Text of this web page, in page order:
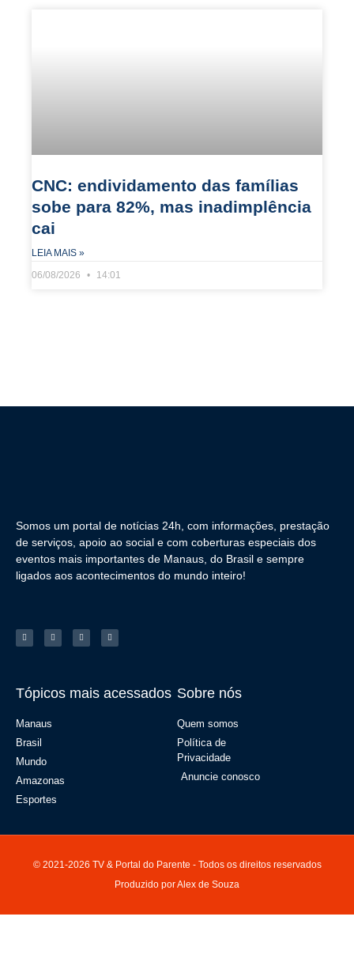
CNC: endividamento das famílias
sobe para 82%, mas inadimplência
cai
LEIA MAIS »
06/08/2026
14:01
Somos um portal de notícias 24h, com informações, prestação
de serviços, apoio ao social e com coberturas especiais dos
eventos mais importantes de Manaus, do Brasil e sempre
ligados aos acontecimentos do mundo inteiro!
Tópicos mais acessados
Manaus
Brasil
Mundo
Amazonas
Esportes
Sobre nós
Quem somos
Política de
Privacidade
Anuncie conosco
© 2021-2026 TV & Portal do Parente - Todos os direitos reservados
Produzido por Alex de Souza